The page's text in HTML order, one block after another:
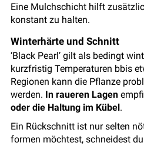
Eine Mulchschicht hilft
konstant zu halten.
Winterhärte und Schnitt
‘Black Pearl’ gilt als bedingt
kurzfristig Temperaturen bbis
Regionen kann die Pflanze
werden. In raueren Lagen
oder die Haltung im Kübel .
Ein Rückschnitt ist nur selten
formen möchtest, schneidest